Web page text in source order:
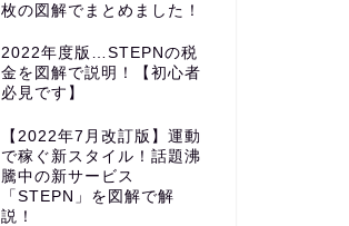
枚の図解でまとめました！
2022年度版…STEPNの税
金を図解で説明！【初心者
必見です】
【2022年7月改訂版】運動
で稼ぐ新スタイル！話題沸
騰中の新サービス
「STEPN」を図解で解
説！